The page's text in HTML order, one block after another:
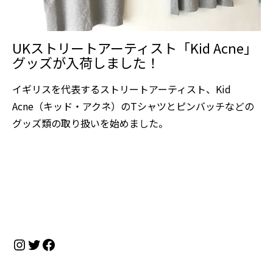
UKストリートアーティスト「Kid Acne」
グッズが入荷しました！
イギリスを代表するストリートアーティスト、Kid
Acne（キッド・アクネ）のTシャツとピンバッチなどの
グッズ類の取り扱いを始めました。
Instagram
Twitter
Facebook